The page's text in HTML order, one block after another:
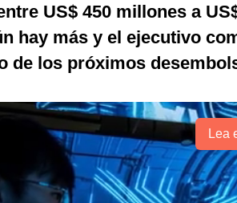
US$ 450 millones a
hay más y el ejecutivo
de los próximos
Lea